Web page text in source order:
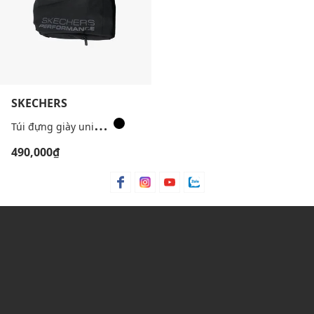
SKECHERS
T
úi đựng giày unisex phom chữ nhật Performance
490,000₫